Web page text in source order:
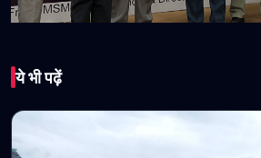
शिक्षा जगत में चमका
समीर गर्ग बने
ये भी पढ़ें